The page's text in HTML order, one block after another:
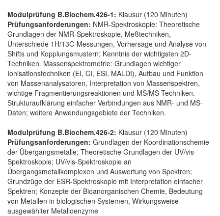
Modulprüfung B.Biochem.426-1: Klausur (120 Minuten)
Prüfungsanforderungen: NMR-Spektroskopie: Theoretische
Grundlagen der NMR-Spektroskopie, Meßtechniken,
Unterschiede 1H/13C-Messungen, Vorhersage und Analyse von
Shifts und Kopplungsmustern; Kenntnis der wichtigsten 2D-
Techniken. Massenspektrometrie: Grundlagen wichtiger
Ionisationstechniken (EI, CI, ESI, MALDI), Aufbau und Funktion
von Massenanalysatoren, Interpretation von Massenspektren,
wichtige Fragmentierungsreaktionen und MS/MS-Techniken.
Strukturaufklärung einfacher Verbindungen aus NMR- und MS-
Daten; weitere Anwendungsgebiete der Techniken.
Modulprüfung B.Biochem.426-2: Klausur (120 Minuten)
Prüfungsanforderungen: Grundlagen der Koordinationschemie
der Übergangsmetalle; Theoretische Grundlagen der UV/vis-
Spektroskopie; UV/vis-Spektroskopie an
Übergangsmetallkomplexen und Auswertung von Spektren;
Grundzüge der ESR-Spektroskopie mit Interpretation einfacher
Spektren; Konzepte der Bioanorganischen Chemie, Bedeutung
von Metallen in biologischen Systemen, Wirkungsweise
ausgewählter Metalloenzyme